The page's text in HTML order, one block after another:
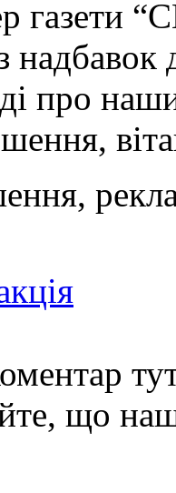
газети
надбавок
про
що